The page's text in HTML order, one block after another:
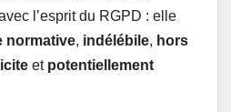
l’esprit du RGPD : elle
normative, indélébile, hors
et potentiellement